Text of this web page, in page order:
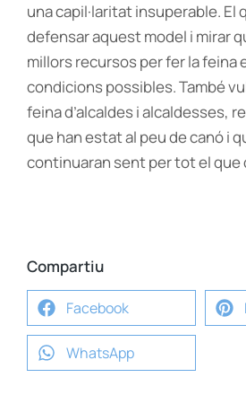
una capil·laritat insuperable. El
defensar aquest model i mirar
millors recursos per fer la feina
condicions possibles. També
feina d’alcaldes i alcaldesses,
que han estat al peu de canó i
continuaran sent per tot el que
Compartiu
Facebook
WhatsApp